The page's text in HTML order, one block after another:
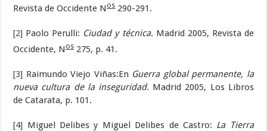
Revista de Occidente Nos290-291.
[2] Paolo Perulli: Ciudad y técnica. Madrid 2005, Revista de
Occidente, Nos275, p. 41.
[3] Raimundo Viejo Viñas:En Guerra global permanente, la
nueva cultura de la inseguridad. Madrid 2005, Los Libros
de Catarata, p. 101.
[4] Miguel Delibes y Miguel Delibes de Castro: La Tierra